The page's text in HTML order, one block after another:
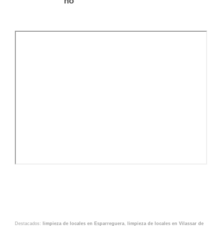
Destacados: limpieza de locales en Esparreguera, limpieza de locales en Vilassar de